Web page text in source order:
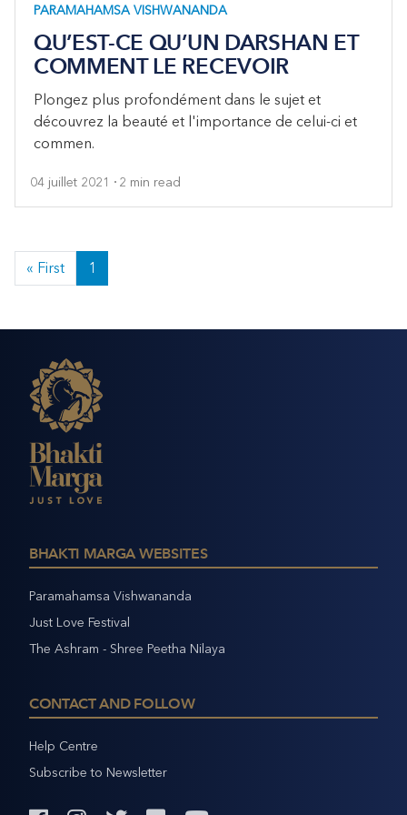
PARAMAHAMSA VISHWANANDA
QU’EST-CE QU’UN DARSHAN ET
COMMENT LE RECEVOIR
Plongez plus profondément dans le sujet et
découvrez la beauté et l'importance de celui-ci et
commen.
04 juillet 2021 2 min read
« First 1
BHAKTI MARGA WEBSITES
Paramahamsa Vishwananda
Just Love Festival
The Ashram - Shree Peetha Nilaya
CONTACT AND FOLLOW
Help Centre
Subscribe to Newsletter